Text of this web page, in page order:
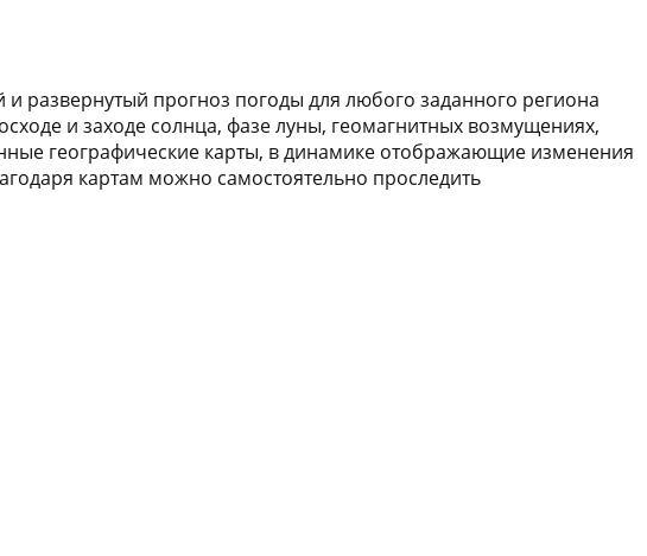
развернутый прогноз погоды для любого заданного региона
и заходе солнца, фазе луны, геомагнитных возмущениях,
географические карты, в динамике отображающие изменения
картам можно самостоятельно проследить